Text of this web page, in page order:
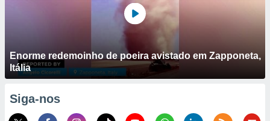
Enorme redemoinho de poeira avistado em Zapponeta,
Itália
Siga-nos